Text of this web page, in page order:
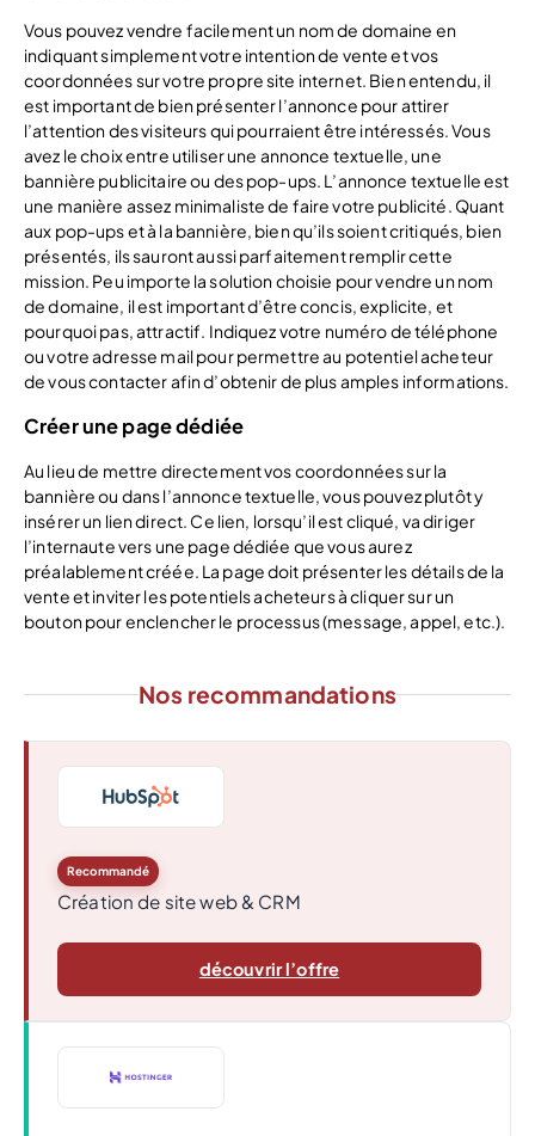
Vous pouvez vendre facilement un nom de domaine en
indiquant simplement votre intention de vente et vos
coordonnées sur votre propre site internet. Bien entendu, il
est important de bien présenter l’annonce pour attirer
l’attention des visiteurs qui pourraient être intéressés. Vous
avez le choix entre utiliser une annonce textuelle, une
bannière publicitaire ou des pop-ups. L’annonce textuelle est
une manière assez minimaliste de faire votre publicité. Quant
aux pop-ups et à la bannière, bien qu’ils soient critiqués, bien
présentés, ils sauront aussi parfaitement remplir cette
mission. Peu importe la solution choisie pour vendre un nom
de domaine, il est important d’être concis, explicite, et
pourquoi pas, attractif. Indiquez votre numéro de téléphone
ou votre adresse mail pour permettre au potentiel acheteur
de vous contacter afin d’obtenir de plus amples informations.
Créer une page dédiée
Au lieu de mettre directement vos coordonnées sur la
bannière ou dans l’annonce textuelle, vous pouvez plutôt y
insérer un lien direct. Ce lien, lorsqu’il est cliqué, va diriger
l’internaute vers une page dédiée que vous aurez
préalablement créée. La page doit présenter les détails de la
vente et inviter les potentiels acheteurs à cliquer sur un
bouton pour enclencher le processus (message, appel, etc.).
Nos recommandations
Recommandé
Création de site web & CRM
découvrir l’offre